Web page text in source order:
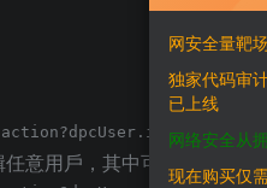
意用戶，其中可以對任意用
网安全量靶
独家代码审
已上线
网络安全从
现在购买仅